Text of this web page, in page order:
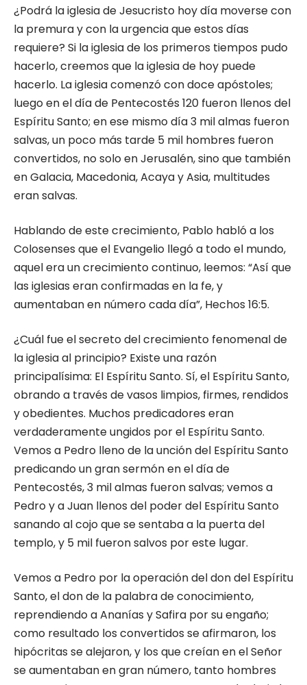
¿Podrá la iglesia de Jesucristo hoy día moverse con
la premura y con la urgencia que estos días
requiere? Si la iglesia de los primeros tiempos pudo
hacerlo, creemos que la iglesia de hoy puede
hacerlo. La iglesia comenzó con doce apóstoles;
luego en el día de Pentecostés 120 fueron llenos del
Espíritu Santo; en ese mismo día 3 mil almas fueron
salvas, un poco más tarde 5 mil hombres fueron
convertidos, no solo en Jerusalén, sino que también
en Galacia, Macedonia, Acaya y Asia, multitudes
eran salvas.
Hablando de este crecimiento, Pablo habló a los
Colosenses que el Evangelio llegó a todo el mundo,
aquel era un crecimiento continuo, leemos: “Así que
las iglesias eran confirmadas en la fe, y
aumentaban en número cada día”, Hechos 16:5.
¿Cuál fue el secreto del crecimiento fenomenal de
la iglesia al principio? Existe una razón
principalísima: El Espíritu Santo. Sí, el Espíritu Santo,
obrando a través de vasos limpios, firmes, rendidos
y obedientes. Muchos predicadores eran
verdaderamente ungidos por el Espíritu Santo.
Vemos a Pedro lleno de la unción del Espíritu Santo
predicando un gran sermón en el día de
Pentecostés, 3 mil almas fueron salvas; vemos a
Pedro y a Juan llenos del poder del Espíritu Santo
sanando al cojo que se sentaba a la puerta del
templo, y 5 mil fueron salvos por este lugar.
Vemos a Pedro por la operación del don del Espíritu
Santo, el don de la palabra de conocimiento,
reprendiendo a Ananías y Safira por su engaño;
como resultado los convertidos se afirmaron, los
hipócritas se alejaron, y los que creían en el Señor
se aumentaban en gran número, tanto hombres